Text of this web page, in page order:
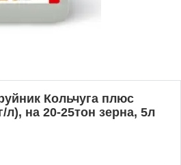
Кольчуга плюс
л), на 20-25тон зерна, 5л